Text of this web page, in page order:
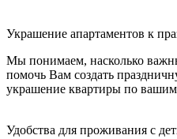
Украшение апартаментов к
Мы понимаем, насколько
помочь Вам создать
украшение квартиры по
Удобства для проживания с